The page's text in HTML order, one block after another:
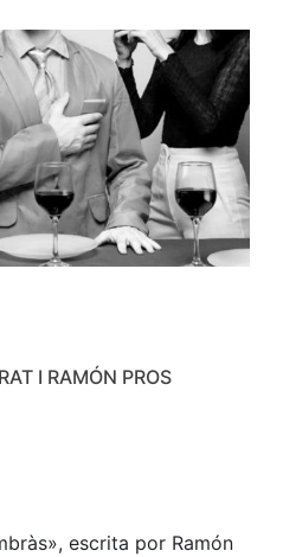
I RAMÓN PROS
, escrita por Ramón